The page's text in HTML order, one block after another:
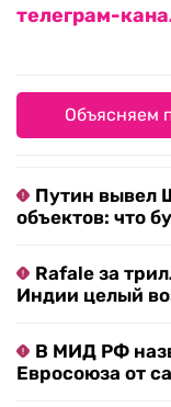
телеграм-
Объясняем
Путин вывел
объектов: что
Rafale за
Индии целый
В МИД РФ
Евросоюза от